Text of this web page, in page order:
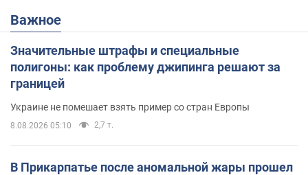
Важное
Значительные штрафы и специальные
полигоны: как проблему джипинга решают за
границей
Украине не помешает взять пример со стран Европы
8.08.2026 05:10 2,7 т.
В Прикарпатье после аномальной жары прошел